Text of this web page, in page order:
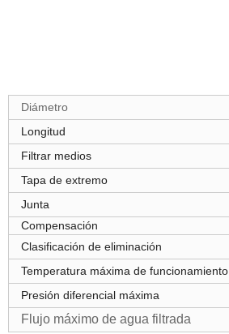
Diámetro
Longitud
Filtrar medios
Tapa de extremo
Junta
Compensación
Clasificación de eliminación
Temperatura máxima de funcionamiento
Presión diferencial máxima
Flujo máximo de agua filtrada